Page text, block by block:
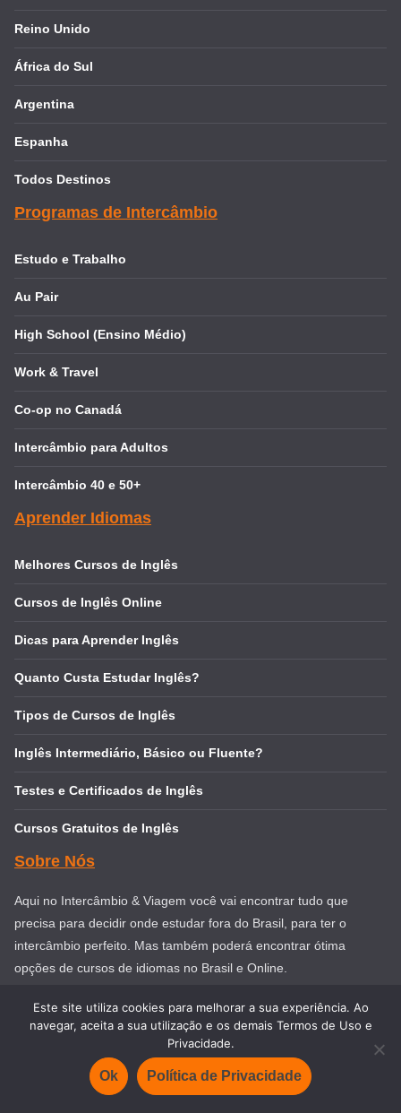
Reino Unido
África do Sul
Argentina
Espanha
Todos Destinos
Programas de Intercâmbio
Estudo e Trabalho
Au Pair
High School (Ensino Médio)
Work & Travel
Co-op no Canadá
Intercâmbio para Adultos
Intercâmbio 40 e 50+
Aprender Idiomas
Melhores Cursos de Inglês
Cursos de Inglês Online
Dicas para Aprender Inglês
Quanto Custa Estudar Inglês?
Tipos de Cursos de Inglês
Inglês Intermediário, Básico ou Fluente?
Testes e Certificados de Inglês
Cursos Gratuitos de Inglês
Sobre Nós
Aqui no Intercâmbio & Viagem você vai encontrar tudo que
precisa para decidir onde estudar fora do Brasil, para ter o
intercâmbio perfeito. Mas também poderá encontrar ótima
opções de cursos de idiomas no Brasil e Online.
CNPJ: 36.078.291/0001-88
Av Sarg. Geraldo Santana, 660 – São Paulo / SP
Este site utiliza cookies para melhorar a sua experiência. Ao
navegar, aceita a sua utilização e os demais Termos de Uso e
Privacidade.
Ok Política de Privacidade